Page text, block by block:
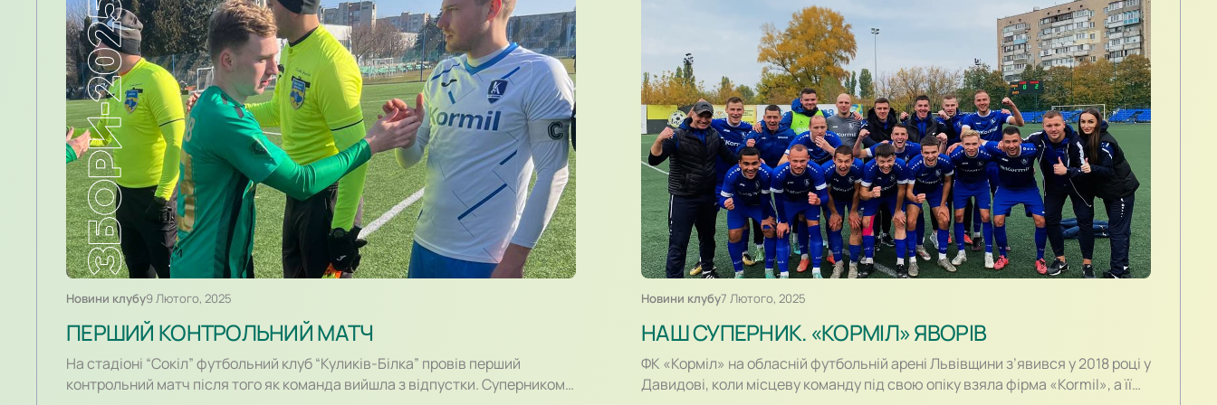
Новини клубу9 Лютого, 2025
ПЕРШИЙ КОНТРОЛЬНИЙ МАТЧ
На стадіоні “Сокіл” футбольний клуб “Куликів-Білка” провів перший
контрольний матч після того як команда вийшла з відпустки. Суперником
Новини клубу7 Лютого, 2025
НАШ СУПЕРНИК. «КОРМІЛ» ЯВОРІВ
ФК «Корміл» на обласній футбольній арені Львівщини з’явився у 2018 році у
Давидові, коли місцеву команду під свою опіку взяла фірма «Kormil», а її